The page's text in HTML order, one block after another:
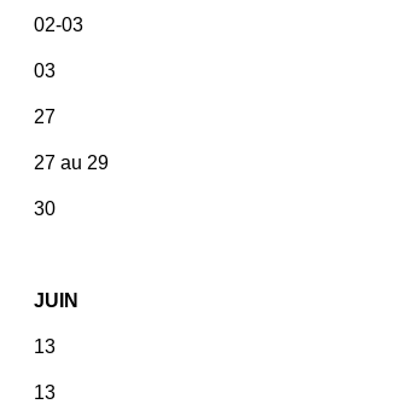
02-03
03
27
27 au 29
30
JUIN
13
13